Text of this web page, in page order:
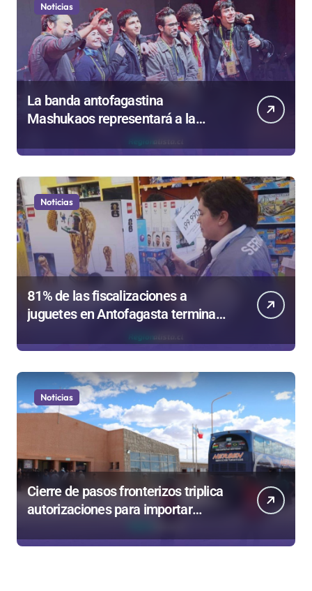
Noticias
La banda antofagastina
Mashukaos representará a la
de Valparaíso
Noticias
81% de las fiscalizaciones a
juguetes en Antofagasta termina
en sumarios sanitarios
Noticias
Cierre de pasos fronterizos triplica
autorizaciones para importar